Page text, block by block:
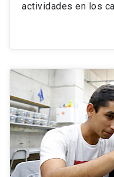
actividades en los